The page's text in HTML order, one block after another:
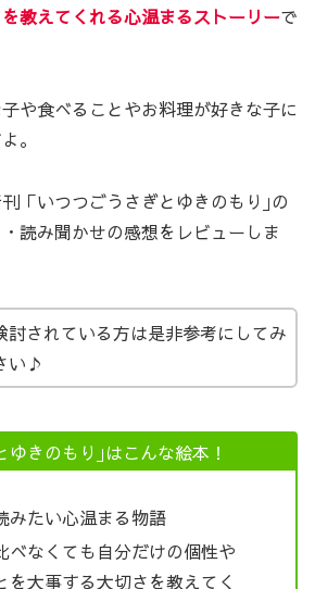
教えてくれる心温まるストーリーで
や食べることやお料理が好きな子に
。
「いつつごうさぎとゆきのもり｣の
読み聞かせの感想をレビューしま
討されている方は是非参考にしてみ
い♪
ゆきのもり｣はこんな絵本！
みたい心温まる物語
べなくても自分だけの個性や
を大事する大切さを教えてく